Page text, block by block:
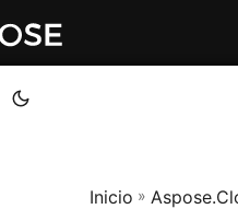
Inicio »